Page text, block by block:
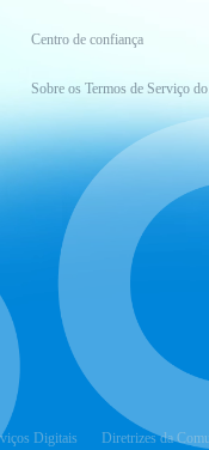
Centro de confiança
Digitais Diretrizes da